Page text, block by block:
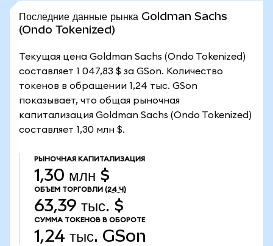
Последние данные рынка Goldman Sachs
(Ondo Tokenized)
Текущая цена Goldman Sachs (Ondo Tokenized)
составляет 1 047,83 $ за GSon. Количество
токенов в обращении 1,24 тыс. GSon
показывает, что общая рыночная
капитализация Goldman Sachs (Ondo Tokenized)
составляет 1,30 млн $.
РЫНОЧНАЯ КАПИТАЛИЗАЦИЯ
1,30 млн $
ОБЪЕМ ТОРГОВЛИ (24 Ч)
63,39 тыс. $
СУММА ТОКЕНОВ В ОБОРОТЕ
1,24 тыс. GSon